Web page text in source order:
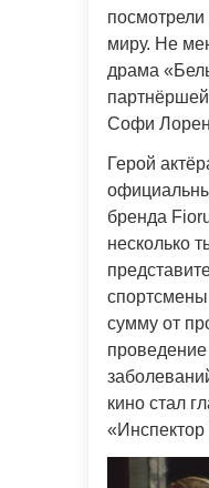
миру. Не
драма
Софи
Герой
бренда
несколько
сумму от
проведение
кино стал